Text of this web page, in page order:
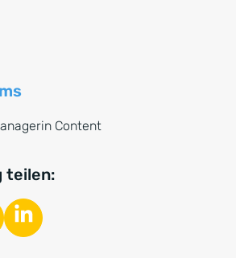
oder Hinweise zum
einen natürlichen
und bieten dem Eigentümer
Content
teilen: